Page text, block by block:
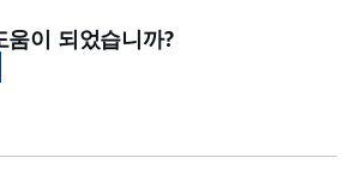
이 되었습니까?